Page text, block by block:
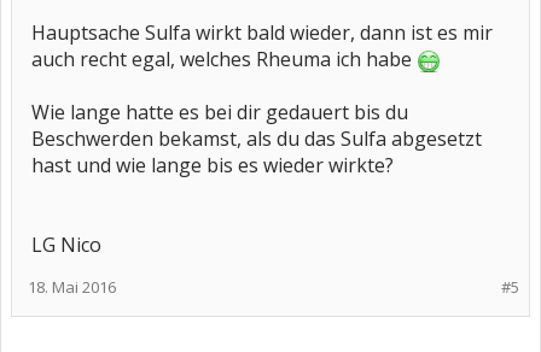
Hauptsache Sulfa wirkt bald wieder, dann ist es mir
auch recht egal, welches Rheuma ich habe
Wie lange hatte es bei dir gedauert bis du
Beschwerden bekamst, als du das Sulfa abgesetzt
hast und wie lange bis es wieder wirkte?
LG Nico
#5
18. Mai 2016